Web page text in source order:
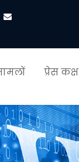

प्रेस कक्ष